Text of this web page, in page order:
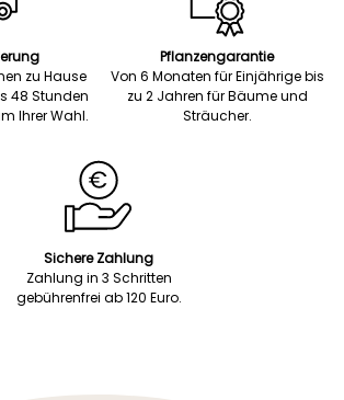
zu Hause
48 Stunden
Ihrer Wahl.
Pflanzengarantie
Von 6 Monaten für Einjährige bis
zu 2 Jahren für Bäume und
Sträucher.
Sichere Zahlung
Zahlung in 3 Schritten
gebührenfrei ab 120 Euro.